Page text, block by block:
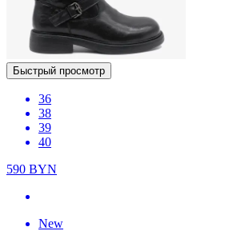
Быстрый просмотр
36
38
39
40
590 BYN
New